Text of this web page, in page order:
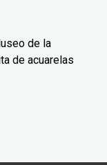
de la
de acuarelas